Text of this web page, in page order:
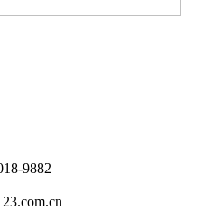
9882